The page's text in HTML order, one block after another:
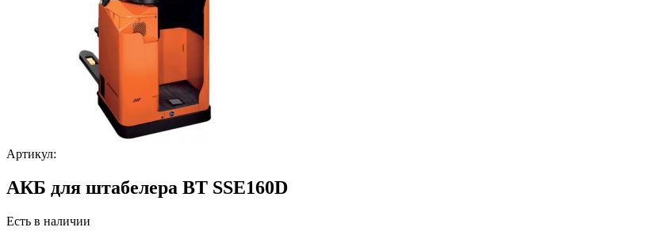
Артикул:
АКБ для штабелера BT SSE160D
Есть в наличии